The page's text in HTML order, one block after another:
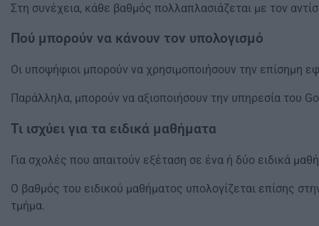
Στη συνέχεια, κάθε βαθμός πολλαπλασιάζεται με τον
Πού μπορούν να κάνουν τον υπολογισμό
Οι υποψήφιοι μπορούν να χρησιμοποιήσουν την επίσημη
Παράλληλα, μπορούν να αξιοποιήσουν την υπηρεσία του
Τι ισχύει για τα ειδικά μαθήματα
Για σχολές που απαιτούν εξέταση σε ένα ή δύο ειδικά
Ο βαθμός του ειδικού μαθήματος υπολογίζεται επίσης
τμήμα.